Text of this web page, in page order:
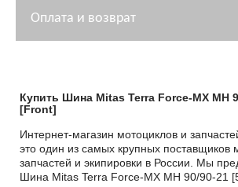
Оплата и возврат
Купить Шина Mitas Terra Force-MX MH
[Front]
Интернет-магазин мотоциклов и
это один из самых крупных поставщиков
запчастей и экипировки в России. Мы
Шина Mitas Terra Force-MX MH 90/90-21